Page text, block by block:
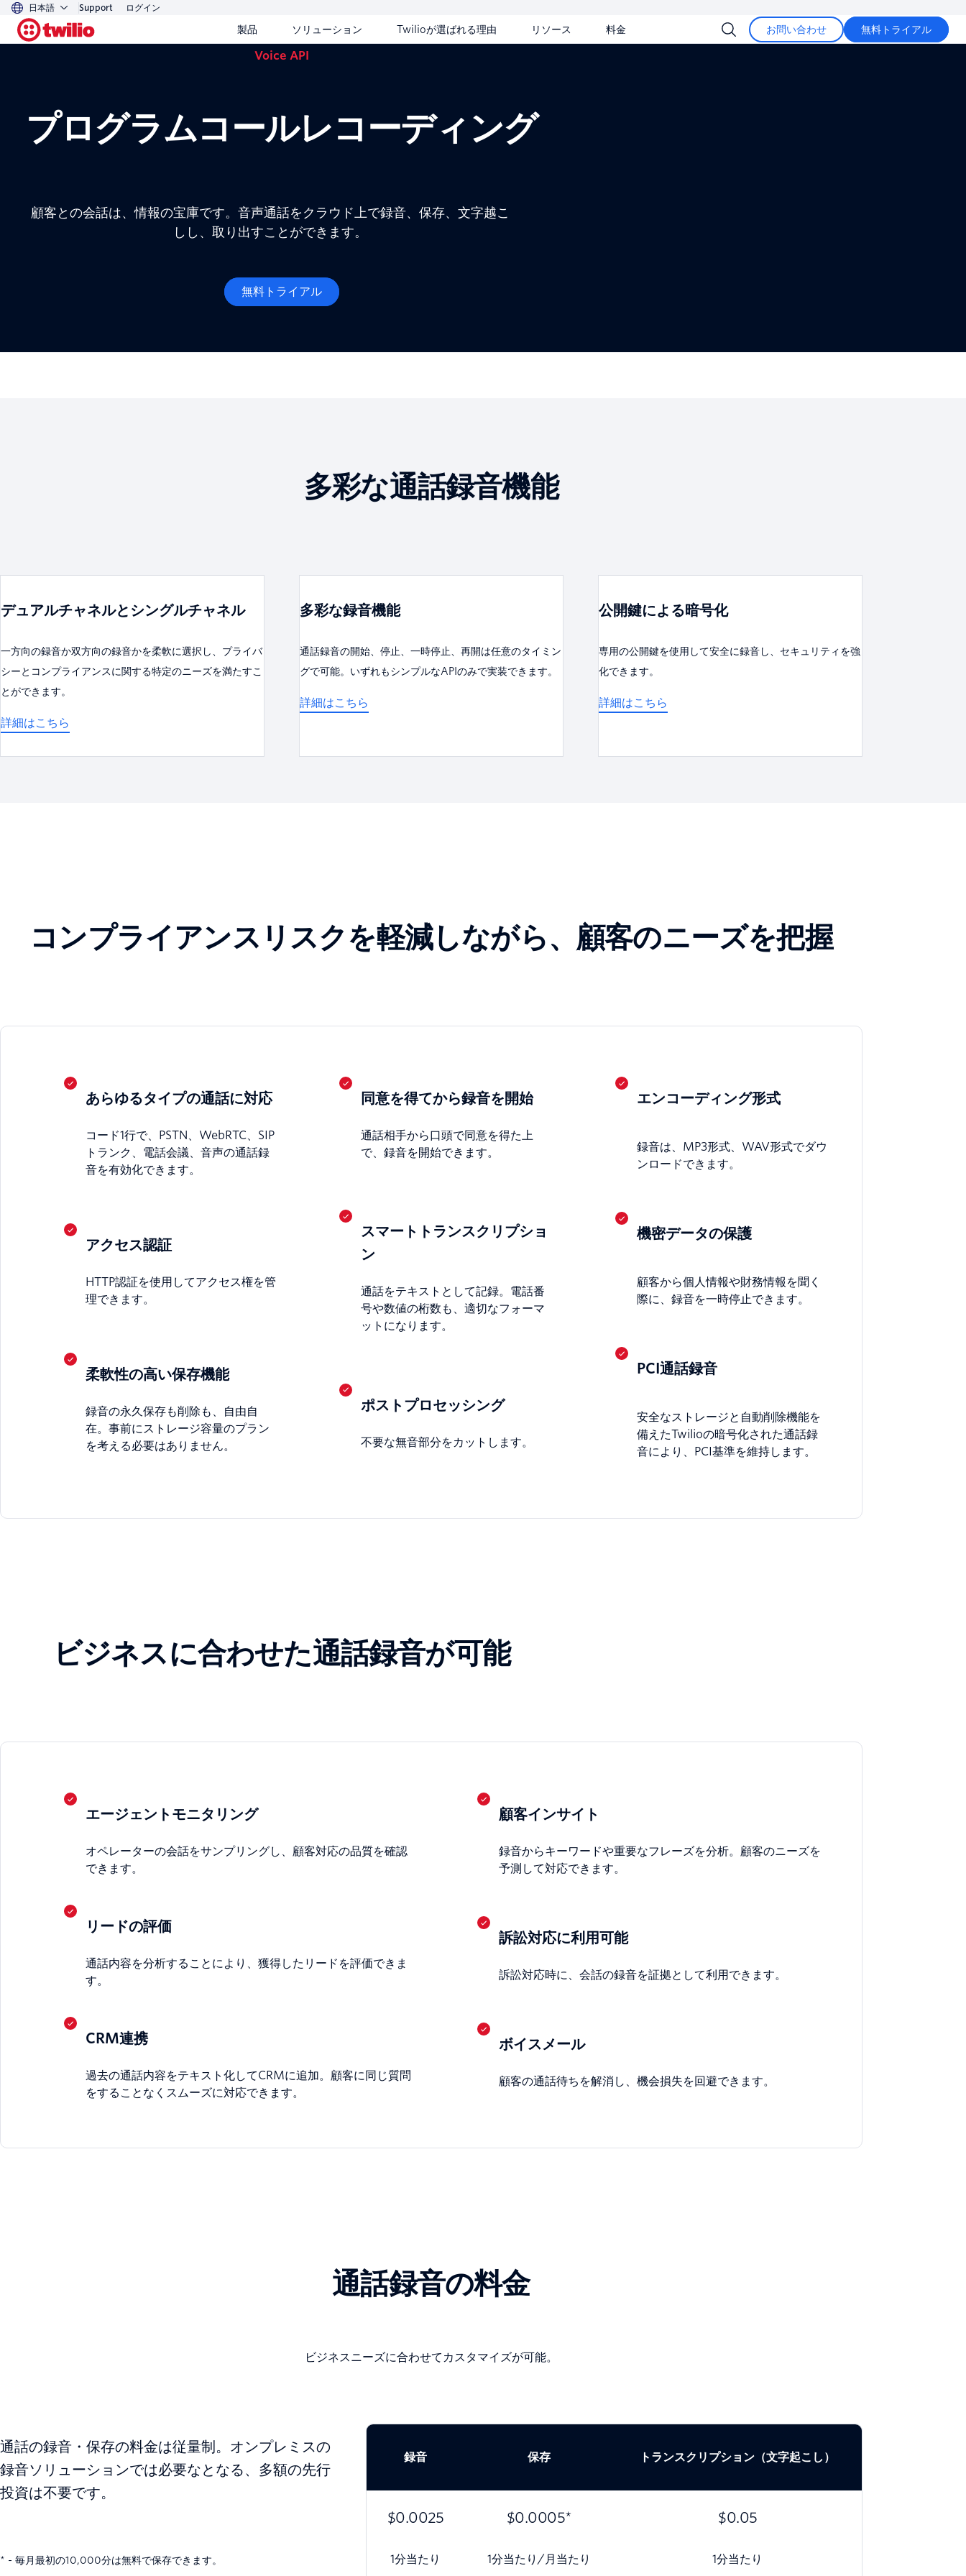
日本語 Support ログイン
製品 ソリューション Twilioが選ばれる理由 リソース 料金 お問い合わせ 無料トライアル
Voice API
プログラムコールレコーディング
顧客との会話は、情報の宝庫です。音声通話をクラウド上で録音、保存、文字越こ
しし、取り出すことができます。
無料トライアル
多彩な通話録音機能
デュアルチャネルとシングルチャネル
一方向の録音か双方向の録音かを柔軟に選択し、プライバ
シーとコンプライアンスに関する特定のニーズを満たすこ
とができます。
詳細はこちら
多彩な録音機能
通話録音の開始、停止、一時停止、再開は任意のタイミン
グで可能。いずれもシンプルなAPIのみで実装できます。
詳細はこちら
公開鍵による暗号化
専用の公開鍵を使用して安全に録音し、セキュリティを強
化できます。
詳細はこちら
コンプライアンスリスクを軽減しながら、顧客のニーズを把握
あらゆるタイプの通話に対応
コード1行で、PSTN、WebRTC、SIP
トランク、電話会議、音声の通話録
音を有効化できます。
アクセス認証
HTTP認証を使用してアクセス権を管
理できます。
柔軟性の高い保存機能
録音の永久保存も削除も、自由自
在。事前にストレージ容量のプラン
を考える必要はありません。
同意を得てから録音を開始
通話相手から口頭で同意を得た上
で、録音を開始できます。
スマートトランスクリプショ
ン
通話をテキストとして記録。電話番
号や数値の桁数も、適切なフォーマ
ットになります。
ポストプロセッシング
不要な無音部分をカットします。
エンコーディング形式
録音は、MP3形式、WAV形式でダウ
ンロードできます。
機密データの保護
顧客から個人情報や財務情報を聞く
際に、録音を一時停止できます。
PCI通話録音
安全なストレージと自動削除機能を
備えたTwilioの暗号化された通話録
音により、PCI基準を維持します。
ビジネスに合わせた通話録音が可能
エージェントモニタリング
オペレーターの会話をサンプリングし、顧客対応の品質を確認
できます。
リードの評価
通話内容を分析することにより、獲得したリードを評価できま
す。
CRM連携
過去の通話内容をテキスト化してCRMに追加。顧客に同じ質問
をすることなくスムーズに対応できます。
顧客インサイト
録音からキーワードや重要なフレーズを分析。顧客のニーズを
予測して対応できます。
訴訟対応に利用可能
訴訟対応時に、会話の録音を証拠として利用できます。
ボイスメール
顧客の通話待ちを解消し、機会損失を回避できます。
通話録音の料金
ビジネスニーズに合わせてカスタマイズが可能。
通話の録音・保存の料金は従量制。オンプレミスの
録音ソリューションでは必要なとなる、多額の先行
投資は不要です。
* - 毎月最初の10,000分は無料で保存できます。
録音 保存 トランスクリプション（文字起こし）
$0.0025
1分当たり
$0.0005*
1分当たり/月当たり
$0.05
1分当たり